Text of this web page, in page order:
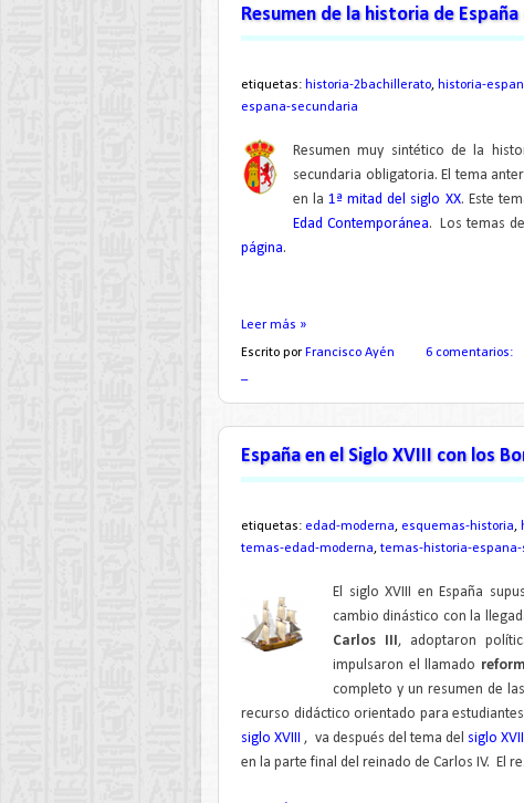
Resumen de la historia de
etiquetas: historia-2bachillerato, historia-
espana-secundaria
Resumen muy sintético de la
secundaria obligatoria. El tema
en la1ª mitad del siglo XX. Este
Edad Contemporánea. Los temas de
página.
Leer más »
Escrito por Francisco Ayén
6 comentarios:
España en el Siglo XVIII con los
etiquetas: edad-moderna, esquemas-historia,
temas-edad-moderna, temas-historia-
El siglo XVIII en España
cambio dinástico con la
Carlos III , adoptaron
impulsaron el llamado
completo y un resumen de
recurso didáctico orientado para
siglo XVIII , va después del tema del siglo
en la parte final del reinado de Carlos IV.
El